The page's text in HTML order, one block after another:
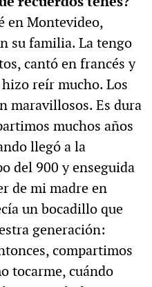
en Montevideo,
su familia. La tengo
cantó en francés y
reír mucho. Los
maravillosos. Es dura
muchos años
llegó a la
del 900 y enseguida
de mi madre en
un bocadillo que
generación:
compartimos
tocarme, cuándo